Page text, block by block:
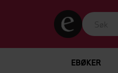
EBØKER